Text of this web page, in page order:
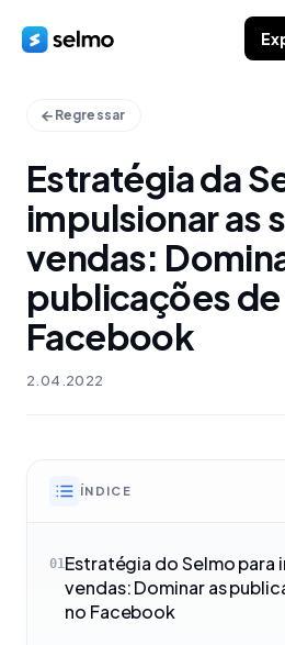
Regressar
Estratégia da
impulsionar as
vendas:
publicações
Facebook
2.04.2022
ÍNDICE
01Estratégia do Selmo para
vendas: Dominar as
no Facebook